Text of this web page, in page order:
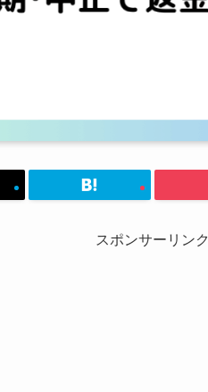
スポンサーリンク